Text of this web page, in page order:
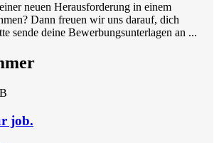
neuen Herausforderung in einem
Dann freuen wir uns darauf, dich
sende deine Bewerbungsunterlagen an ...
job.